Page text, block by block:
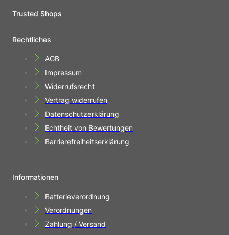
Trusted Shops
Rechtliches
AGB
Impressum
Widerrufsrecht
Vertrag widerrufen
Datenschutzerklärung
Echtheit von Bewertungen
Barrierefreiheitserklärung
Informationen
Batterieverordnung
Verordnungen
Zahlung / Versand